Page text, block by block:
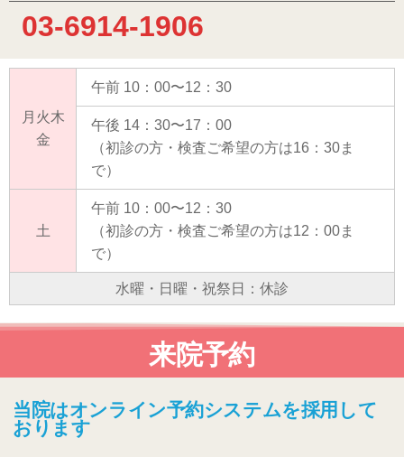
03-6914-1906
月火木
金
午前 10：00〜12：30
午後 14：30〜17：00
（初診の方・検査ご希望の方は16：30ま
で）
土
午前 10：00〜12：30
（初診の方・検査ご希望の方は12：00ま
で）
水曜・日曜・祝祭日：休診
来院予約
当院はオンライン予約システムを採用して
おります